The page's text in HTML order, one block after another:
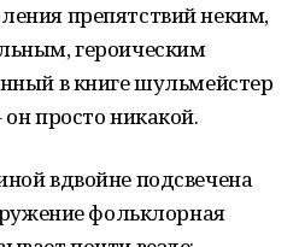
препятствий неким,
героическим
в книге шульмейстер
просто никакой.
вдвойне подсвечена
фольклорная